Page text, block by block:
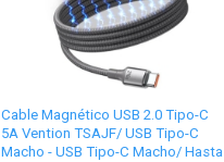
Cable Magnético USB 2.0 Tipo-C
5A Vention TSAJF/ USB Tipo-C
Macho - USB Tipo-C Macho/ Hasta